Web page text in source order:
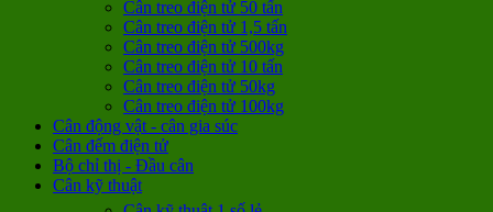
Cân treo điện tử 50 tấn
Cân treo điện tử 1,5 tấn
Cân treo điện tử 500kg
Cân treo điện tử 10 tấn
Cân treo điện tử 50kg
Cân treo điện tử 100kg
Cân động vật - cân gia súc
Cân đếm điện tử
Bộ chỉ thị - Đầu cân
Cân kỹ thuật